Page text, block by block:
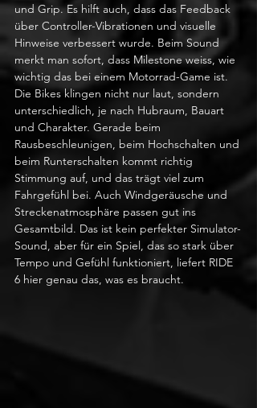
und Grip. Es hilft auch, dass das Feedback
über Controller-Vibrationen und visuelle
Hinweise verbessert wurde. Beim Sound
merkt man sofort, dass Milestone weiss, wie
wichtig das bei einem Motorrad-Game ist.
Die Bikes klingen nicht nur laut, sondern
unterschiedlich, je nach Hubraum, Bauart
und Charakter. Gerade beim
Rausbeschleunigen, beim Hochschalten und
beim Runterschalten kommt richtig
Stimmung auf, und das trägt viel zum
Fahrgefühl bei. Auch Windgeräusche und
Streckenatmosphäre passen gut ins
Gesamtbild. Das ist kein perfekter Simulator-
Sound, aber für ein Spiel, das so stark über
Tempo und Gefühl funktioniert, liefert RIDE
6 hier genau das, was es braucht.